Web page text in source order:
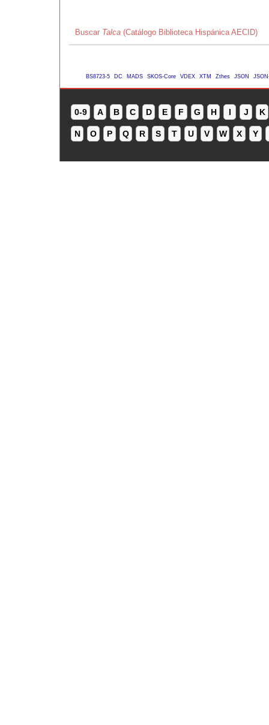
Buscar Talca (Catálogo Biblioteca Hispánica AECID)
BS8723-5 DC MADS SKOS-Core VDEX XTM Zthes JSON
0-9 A B C D E F G H I J K
N O P Q R S T U V W X Y